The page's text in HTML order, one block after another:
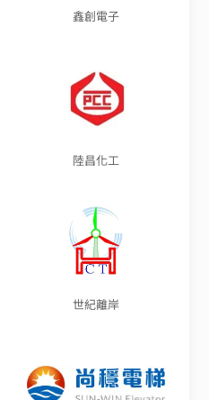
鑫創電子
陸昌化工
世紀離岸